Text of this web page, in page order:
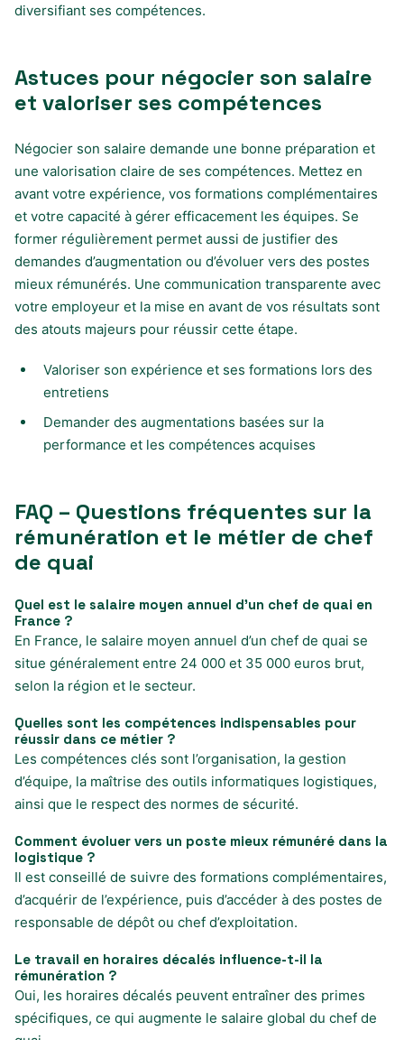
diversifiant ses compétences.
Astuces pour négocier son salaire
et valoriser ses compétences
Négocier son salaire demande une bonne préparation et
une valorisation claire de ses compétences. Mettez en
avant votre expérience, vos formations complémentaires
et votre capacité à gérer efficacement les équipes. Se
former régulièrement permet aussi de justifier des
demandes d’augmentation ou d’évoluer vers des postes
mieux rémunérés. Une communication transparente avec
votre employeur et la mise en avant de vos résultats sont
des atouts majeurs pour réussir cette étape.
Valoriser son expérience et ses formations lors des
entretiens
Demander des augmentations basées sur la
performance et les compétences acquises
FAQ – Questions fréquentes sur la
rémunération et le métier de chef
de quai
Quel est le salaire moyen annuel d’un chef de quai en
France ?
En France, le salaire moyen annuel d’un chef de quai se
situe généralement entre 24 000 et 35 000 euros brut,
selon la région et le secteur.
Quelles sont les compétences indispensables pour
réussir dans ce métier ?
Les compétences clés sont l’organisation, la gestion
d’équipe, la maîtrise des outils informatiques logistiques,
ainsi que le respect des normes de sécurité.
Comment évoluer vers un poste mieux rémunéré dans la
logistique ?
Il est conseillé de suivre des formations complémentaires,
d’acquérir de l’expérience, puis d’accéder à des postes de
responsable de dépôt ou chef d’exploitation.
Le travail en horaires décalés influence-t-il la
rémunération ?
Oui, les horaires décalés peuvent entraîner des primes
spécifiques, ce qui augmente le salaire global du chef de